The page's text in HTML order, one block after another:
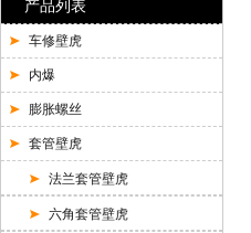
产品列表
车修壁虎
内爆
膨胀螺丝
套管壁虎
法兰套管壁虎
六角套管壁虎